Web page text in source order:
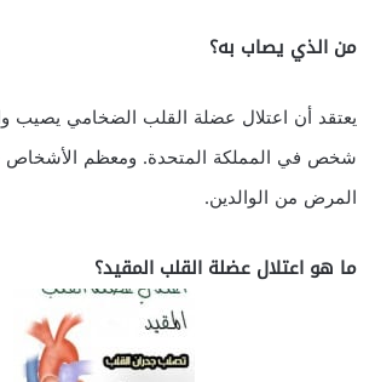
من الذي يصاب به؟
شخص في المملكة المتحدة. ومعظم الأشخاص
المرض من الوالدين.
ما هو اعتلال عضلة القلب المقيد؟